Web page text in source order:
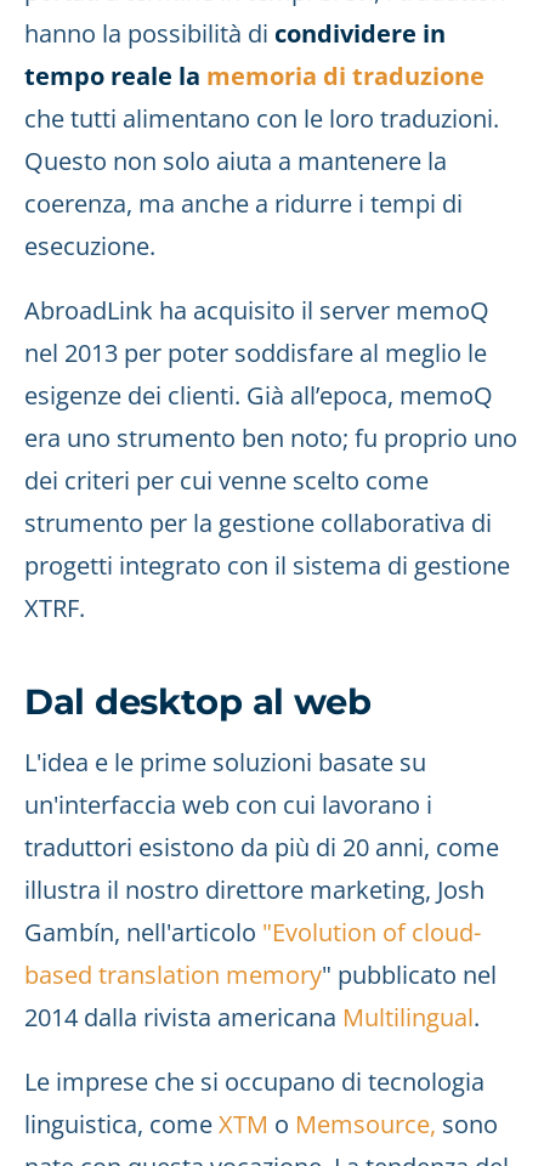
hanno la possibilità di condividere in
tempo reale la memoria di traduzione
che tutti alimentano con le loro traduzioni.
Questo non solo aiuta a mantenere la
coerenza, ma anche a ridurre i tempi di
esecuzione.
AbroadLink ha acquisito il server memoQ
nel 2013 per poter soddisfare al meglio le
esigenze dei clienti. Già all’epoca, memoQ
era uno strumento ben noto; fu proprio uno
dei criteri per cui venne scelto come
strumento per la gestione collaborativa di
progetti integrato con il sistema di gestione
XTRF.
Dal desktop al web
L'idea e le prime soluzioni basate su
un'interfaccia web con cui lavorano i
traduttori esistono da più di 20 anni, come
illustra il nostro direttore marketing, Josh
Gambín, nell'articolo "Evolution of cloud-
based translation memory" pubblicato nel
2014 dalla rivista americana Multilingual.
Le imprese che si occupano di tecnologia
linguistica, comeXTM o Memsource, sono